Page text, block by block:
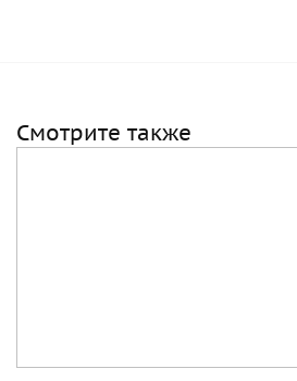
Смотрите также